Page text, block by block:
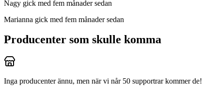
Nagy gick med fem månader sedan
Marianna gick med fem månader sedan
Producenter som skulle komma
Inga producenter ännu, men när vi når 50 supportrar kommer de!